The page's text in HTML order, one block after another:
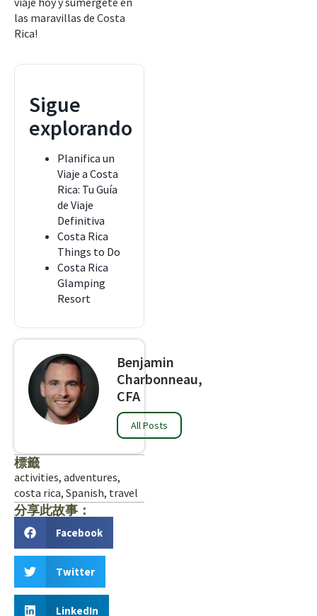
las maravillas de Costa
Rica!
Sigue
explorando
Planifica un
Viaje a Costa
Rica: Tu Guía
de Viaje
Definitiva
Costa Rica
Things to Do
Costa Rica
Glamping
Resort
Benjamin
Charbonneau,
CFA
All Posts
標籤
activities, adventures,
costa rica, Spanish, travel
分享此故事：
Facebook
Twitter
LinkedIn